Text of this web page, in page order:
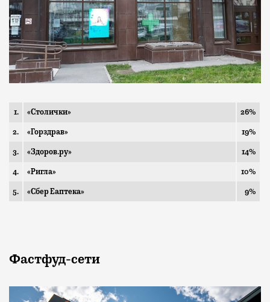
1. «Столички» 26%
2. «Горздрав» 19%
3. «Здоров.ру» 14%
4. «Ригла» 10%
5. «Сбер Еаптека» 9%
Фастфуд-сети